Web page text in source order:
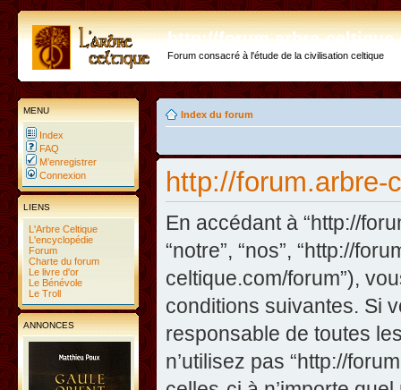
http://forum.arbre-
Forum consacré à l'étude de la civilisation celtique
MENU
Index
FAQ
M’enregistrer
Connexion
LIENS
L'Arbre Celtique
L'encyclopédie
Forum
Charte du forum
Le livre d'or
Le Bénévole
Le Troll
ANNONCES
Index du forum
http://forum.arbre-
En accédant à “http://
“notre”, “nos”, “http://
celtique.com/forum”),
conditions suivantes. Si
responsable de toutes
n’utilisez pas “http://